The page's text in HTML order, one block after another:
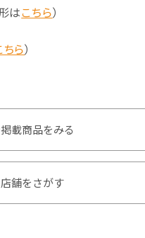
はこちら）
ちら）
載商品をみる
舗をさがす